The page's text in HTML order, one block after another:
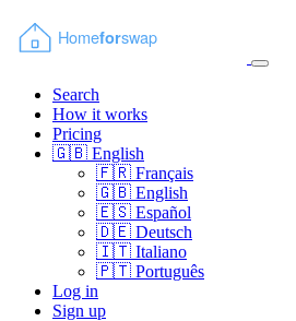
Search
How it works
Pricing
🇬🇧 English
🇫🇷 Français
🇬🇧 English
🇪🇸 Español
🇩🇪 Deutsch
🇮🇹 Italiano
🇵🇹 Português
Log in
Sign up